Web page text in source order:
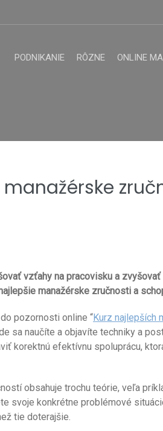
PODNIKANIE RÔZNE ONLINE
vzťahy na pracovisku a
manažérske zručnosti a
pozornosti online “Kurz najlepších
sa naučíte a objavíte techniky a
korektnú efektívnu spoluprácu,
obsahuje trochu teórie, veľa
svoje konkrétne problémové
tie doterajšie.